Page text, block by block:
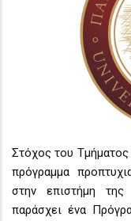
Στόχος του
πρόγραμμα
στην επιστήμη της
παράσχει ένα